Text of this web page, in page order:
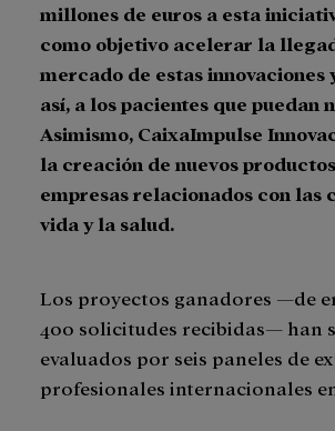
millones de euros a esta
como objetivo acelerar la
mercado de estas innovaciones
así, a los pacientes que puedan
Asimismo, CaixaImpulse
la creación de nuevos
empresas relacionados con las
vida y la salud.
Los proyectos ganadores ―de
400 solicitudes recibidas― han
evaluados por seis paneles de
profesionales internacionales